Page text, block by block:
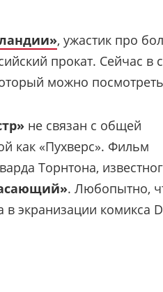
, ужастик про
прокат. Сейчас в
можно
не связан с общей
как «Пухверс». Фильм
Торнтона,
. Любопытно,
в экранизации комикса